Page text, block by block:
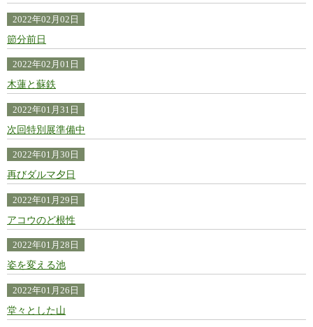
2022年02月02日
節分前日
2022年02月01日
木蓮と蘇鉄
2022年01月31日
次回特別展準備中
2022年01月30日
再びダルマ夕日
2022年01月29日
アコウのど根性
2022年01月28日
姿を変える池
2022年01月26日
堂々とした山